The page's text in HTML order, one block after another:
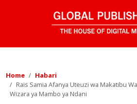
Home
Habari
Rais Samia Afanya Uteuzi wa Makatibu
Wizara ya Mambo ya Ndani